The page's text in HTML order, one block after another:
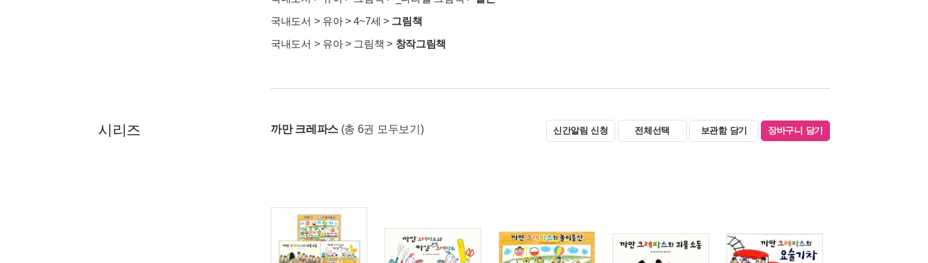
국내도서 > 유아>4~7세 > 그림책
국내도서 > 유아> 그림책 > 창작그림책
시리즈 까만 크레파스 (총 6권 모두보기) 신간알림 신청 전체선택 보관함 담기 장바구니 담기